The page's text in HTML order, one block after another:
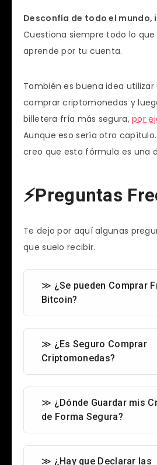
Desconfía de todo el mundo,
Cuestiona siempre todo lo
aprende por tu cuenta.
También es buena idea utilizar
comprar criptomonedas y
billetera fría más segura,por
Aunque eso sería otro
creo que esta fórmula es una
⚡Preguntas
Te dejo por aquí algunas
que suelo recibir.
≫ ¿Se pueden Comprar
Bitcoin?
≫ ¿Es Seguro Comprar
Criptomonedas?
≫ ¿Dónde Guardar mis
de Forma Segura?
≫ ¿Hay que Declarar las